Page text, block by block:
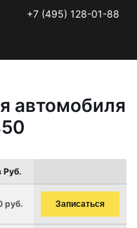
+7 (495) 128-01-88
автомобиля
Руб.
руб. Записаться